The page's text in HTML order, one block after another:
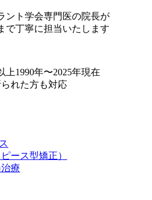
ント学会専門医の院長が
で丁寧に担当いたします